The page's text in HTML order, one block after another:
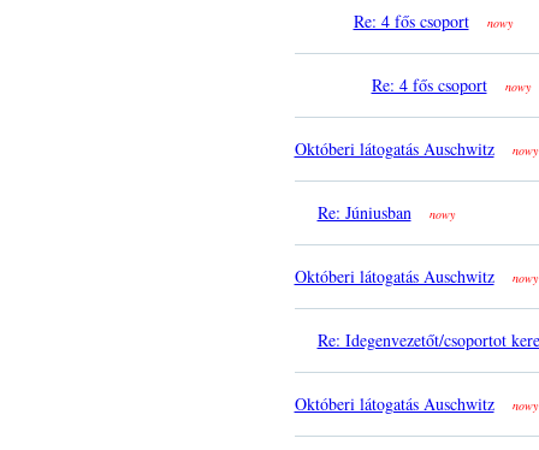
Re: 4 fős csoport nowy
Re: 4 fős csoport nowy
Októberi látogatás Auschwitz nowy
Re: Júniusban nowy
Októberi látogatás Auschwitz nowy
Re: Idegenvezetőt/csoportot
Októberi látogatás Auschwitz nowy